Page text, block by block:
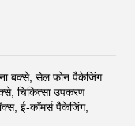
बक्से, सेल फोन पैकेजिंग
चिकित्सा उपकरण
ई-कॉमर्स पैकेजिंग,